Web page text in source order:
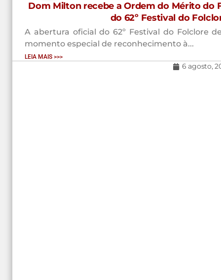
Dom Milton recebe a Ordem do Mérito do
do 62º Festival do
A abertura oficial do 62º Festival do Folclore
momento especial de reconhecimento à...
LEIA MAIS >>>
6 agosto,